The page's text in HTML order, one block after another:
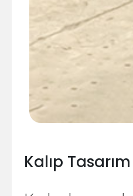
Kalıp Tasarım